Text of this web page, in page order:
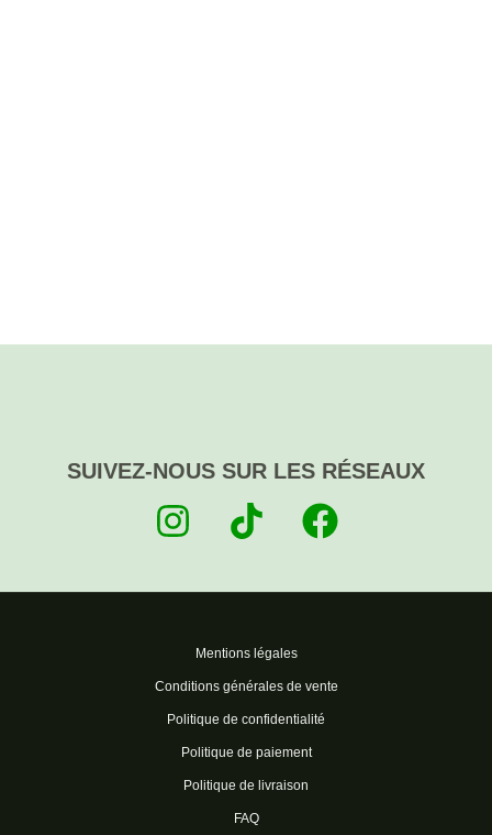
SUIVEZ-NOUS SUR LES RÉSEAUX
Mentions légales
Conditions générales de vente
Politique de confidentialité
Politique de paiement
Politique de livraison
FAQ